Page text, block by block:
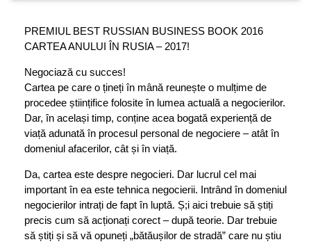
PREMIUL BEST RUSSIAN BUSINESS BOOK 2016
CARTEA ANULUI ÎN RUSIA – 2017!
Negociază cu succes!
Cartea pe care o țineți în mână reunește o mulțime de
procedee științifice folosite în lumea actuală a negocierilor.
Dar, în același timp, conține acea bogată experiență de
viață adunată în procesul personal de negociere – atât în
domeniul afacerilor, cât și în viață.
Da, cartea este despre negocieri. Dar lucrul cel mai
important în ea este tehnica negocierii. Intrând în domeniul
negocierilor intrați de fapt în luptă. Ș;i aici trebuie să știți
precis cum să acționați corect – după teorie. Dar trebuie
să știți și să vă opuneți „bătăușilor de stradă” care nu știu